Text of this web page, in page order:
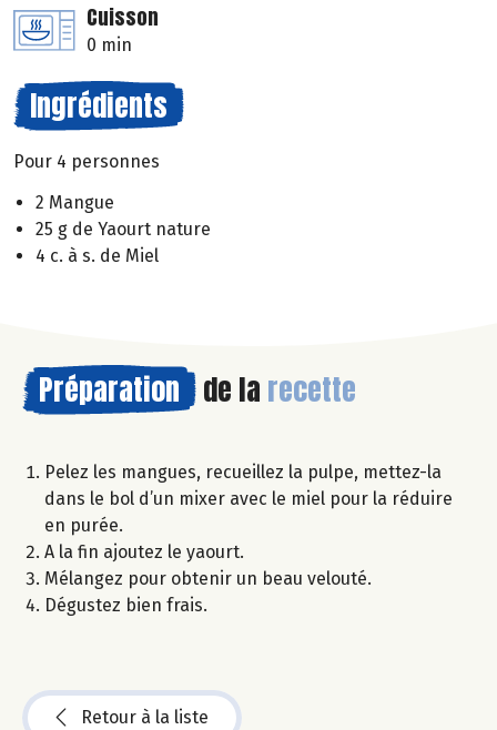
Cuisson
0 min
Ingrédients
Pour 4 personnes
2 Mangue
25 g de Yaourt nature
4 c. à s. de Miel
Préparation de la recette
Pelez les mangues, recueillez la pulpe, mettez-la
dans le bol d’un mixer avec le miel pour la réduire
en purée.
A la fin ajoutez le yaourt.
Mélangez pour obtenir un beau velouté.
Dégustez bien frais.
Retour à la liste